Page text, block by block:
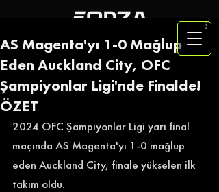
AS Magenta'yı 1-0 Mağlup
Eden Auckland City, OFC
Şampiyonlar Ligi'nde Finalde!
ÖZET
2024 OFC Şampiyonlar Ligi yarı final
maçında AS Magenta'yı 1-0 mağlup
eden Auckland City, finale yükselen ilk
takım oldu.